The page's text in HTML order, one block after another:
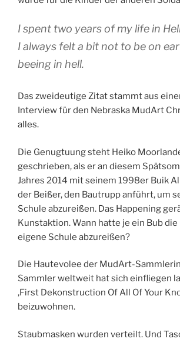
I spent two years of my life in
I always felt a bit not to be on
beeing in hell.
Das zweideutige Zitat stammt aus
Interview für den Nebraska MudArt
alles.
Die Genugtuung steht Heiko
geschrieben, als er an diesem
Jahres 2014 mit seinem 1998er Buik
der Beißer, den Bautrupp anführt, um
Schule abzureißen. Das Happening
Kunstaktion. Wann hatte je ein Bub die
eigene Schule abzureißen?
Die Hautevolee der MudArt-
Sammler weltweit hat sich einfliegen
‚First Dekonstruction Of All Of Your
beizuwohnen.
Staubmasken wurden verteilt. Und